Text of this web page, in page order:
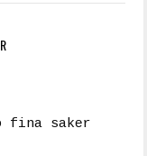
fina saker